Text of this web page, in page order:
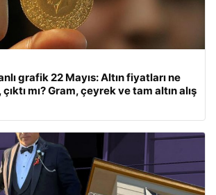
grafik 22 Mayıs: Altın fiyatları ne
mı? Gram, çeyrek ve tam altın alış